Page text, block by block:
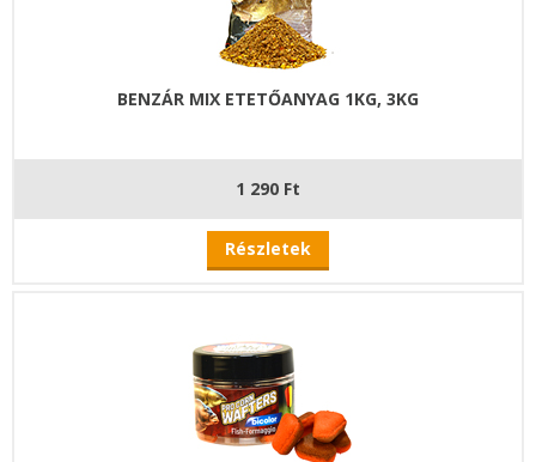
BENZÁR MIX ETETŐANYAG 1KG, 3KG
1 290 Ft
Részletek